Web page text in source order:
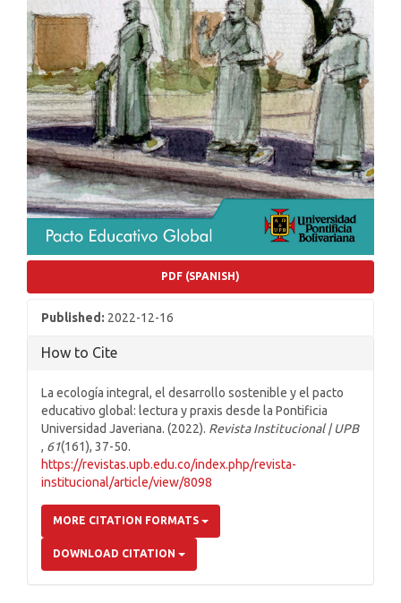
PDF (SPANISH)
Published: 2022-12-16
How to Cite
La ecología integral, el desarrollo sostenible y el pacto
educativo global: lectura y praxis desde la Pontificia
Universidad Javeriana. (2022). Revista Institucional | UPB
, 61(161), 37-50.
https://revistas.upb.edu.co/index.php/revista-
institucional/article/view/8098
MORE CITATION FORMATS
DOWNLOAD CITATION